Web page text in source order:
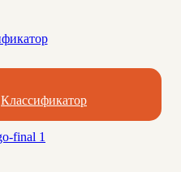
Классификатор